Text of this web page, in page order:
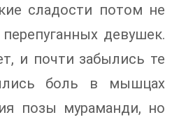
сладости потом не
девушек.
и почти забылись те
боль в мышцах
позы мураманди, но